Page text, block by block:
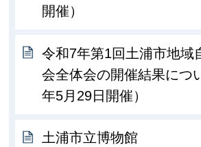
開催）
令和7年第1回土浦市地域
会全体会の開催結果につ
年5月29日開催）
土浦市立博物館